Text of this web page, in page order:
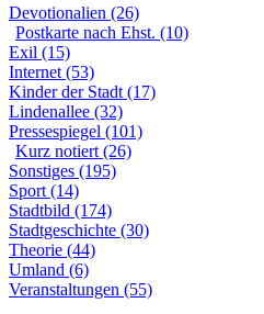
Devotionalien (26)
Postkarte nach Ehst. (10)
Exil (15)
Internet (53)
Kinder der Stadt (17)
Lindenallee (32)
Pressespiegel (101)
Kurz notiert (26)
Sonstiges (195)
Sport (14)
Stadtbild (174)
Stadtgeschichte (30)
Theorie (44)
Umland (6)
Veranstaltungen (55)